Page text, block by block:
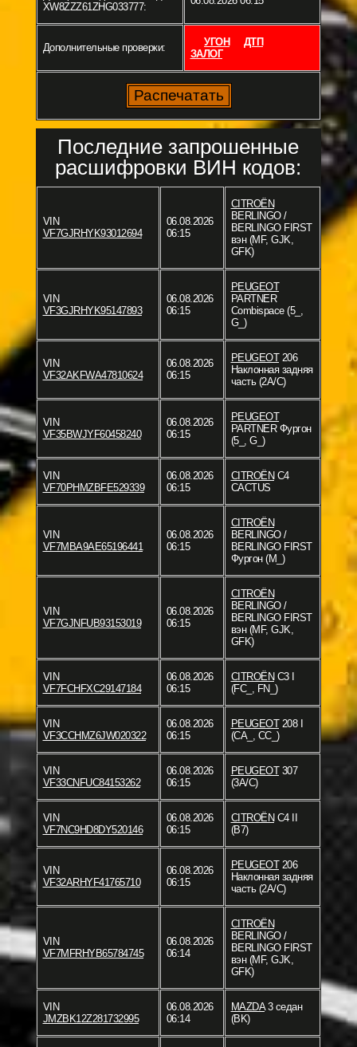
XW8ZZZ61ZHG033777:
Дополнительные проверки: УГОН
ДТП
ЗАЛОГ
Последние запрошенные
расшифровки ВИН кодов:
VIN
VF7GJRHYK93012694
06.08.2026
06:15
CITROËN
BERLINGO /
BERLINGO FIRST
вэн (MF, GJK,
GFK)
VIN
VF3GJRHYK95147893
06.08.2026
06:15
PEUGEOT
PARTNER
Combispace (5_,
G_)
VIN
VF32AKFWA47810624
06.08.2026
06:15
PEUGEOT206
Наклонная задняя
часть (2A/C)
VIN
VF35BWJYF60458240
06.08.2026
06:15
PEUGEOT
PARTNER Фургон
(5_, G_)
VIN
VF70PHMZBFE529339
06.08.2026
06:15
CITROËN C4
CACTUS
VIN
VF7MBA9AE65196441
06.08.2026
06:15
CITROËN
BERLINGO /
BERLINGO FIRST
Фургон (M_)
VIN
VF7GJNFUB93153019
06.08.2026
06:15
CITROËN
BERLINGO /
BERLINGO FIRST
вэн (MF, GJK,
GFK)
VIN
VF7FCHFXC29147184
06.08.2026
06:15
CITROËN C3 I
(FC_, FN_)
VIN
VF3CCHMZ6JW020322
06.08.2026
06:15
PEUGEOT208 I
(CA_, CC_)
VIN
VF33CNFUC84153262
06.08.2026
06:15
PEUGEOT307
(3A/C)
VIN
VF7NC9HD8DY520146
06.08.2026
06:15
CITROËN C4 II
(B7)
VIN
VF32ARHYF41765710
06.08.2026
06:15
PEUGEOT206
Наклонная задняя
часть (2A/C)
VIN
VF7MFRHYB65784745
06.08.2026
06:14
CITROËN
BERLINGO /
BERLINGO FIRST
вэн (MF, GJK,
GFK)
VIN
JMZBK12Z281732995
06.08.2026
06:14
MAZDA3 седан
(BK)